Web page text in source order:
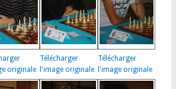
originale
Télécharger
l'image originale
Télécharger
l'image originale